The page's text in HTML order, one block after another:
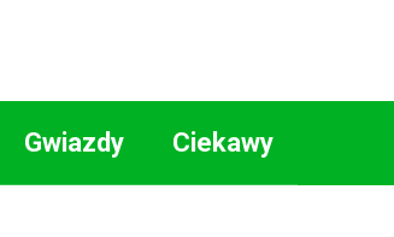
Gwiazdy Ciekawy